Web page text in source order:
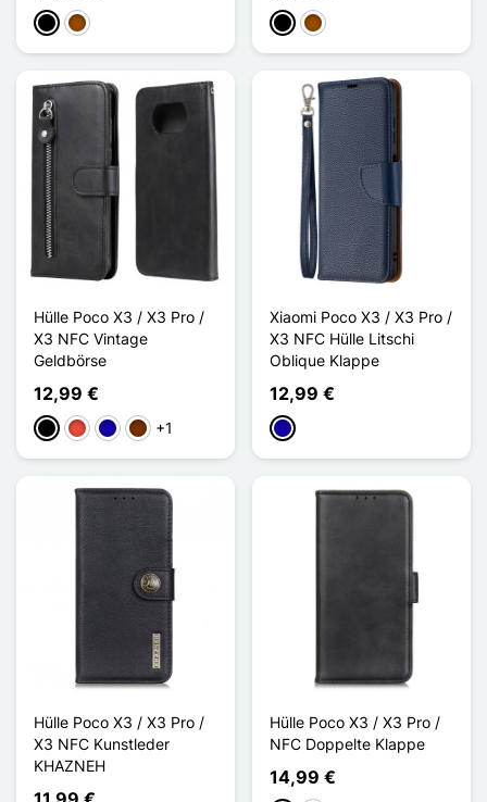
Schwarz
Braun Schwarz
Braun
Hülle Poco X3 / X3 Pro /
X3 NFC Vintage
Geldbörse
12,99 €
Schwarz
Rot Dunkelblau
Kaffee
+1
Xiaomi Poco X3 / X3 Pro /
X3 NFC Hülle Litschi
Oblique Klappe
12,99 €
Dunkelblau
Hülle Poco X3 / X3 Pro /
X3 NFC Kunstleder
KHAZNEH
Hülle Poco X3 / X3 Pro /
NFC Doppelte Klappe
14,99 €